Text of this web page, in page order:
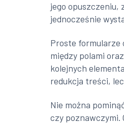
jego opuszczeniu,
jednocześnie
Proste formularze
między polami
kolejnych
redukcja treści,
Nie można
czy poznawczymi.